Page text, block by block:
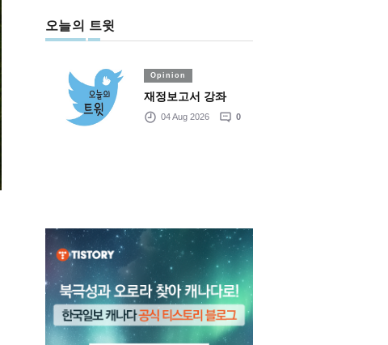
오늘의 트윗
Opinion
재정보고서 강좌
04 Aug 2026 0